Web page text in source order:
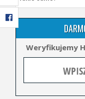
Weryfikujemy